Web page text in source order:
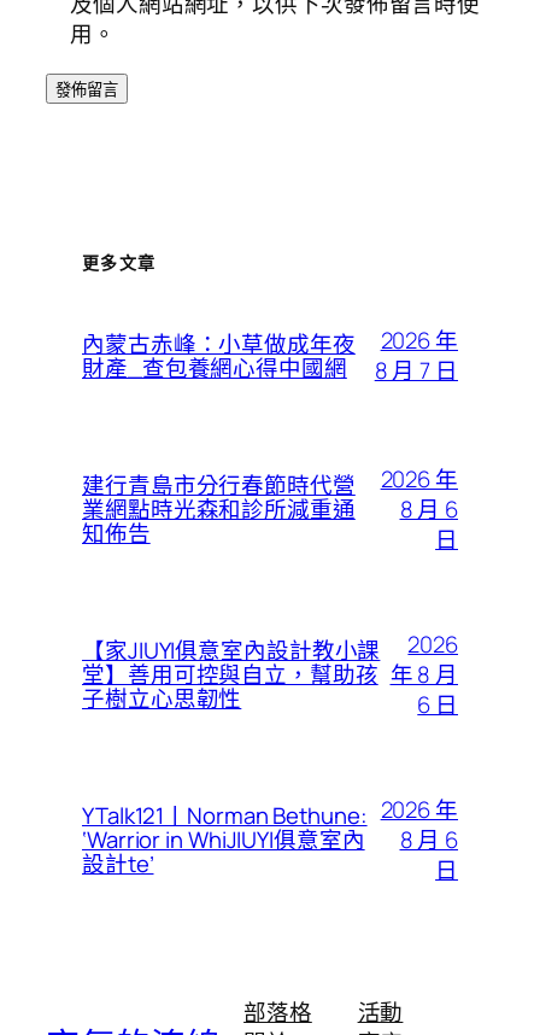
用。
更多文章
內蒙古赤峰：小草做成年夜
財產_查包養網心得中國網
2026 年
8 月 7 日
建行青島市分行春節時代營
業網點時光森和診所減重通
知佈告
2026 年
8 月 6
日
【家JIUYI俱意室內設計教小課
堂】善用可控與自立，幫助孩
子樹立心思韌性
2026
年 8 月
6 日
YTalk121丨Norman Bethune:
‘Warrior in WhiJIUYI俱意室內
設計te’
2026 年
8 月 6
日
部落格
活動